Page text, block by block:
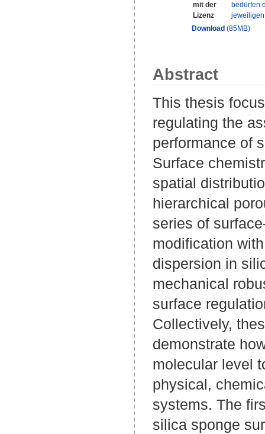
mit der
Lizenz
bedürfen
Download (85MB)
Abstract
This thesis
regulating the
performance of
Surface
spatial
hierarchical
series of
modification
dispersion in
mechanical
surface
Collectively,
demonstrate
molecular level
physical,
systems. The
silica sponge